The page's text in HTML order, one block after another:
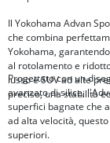
Il Yokohama Advan
che combina
Yokohama,
al rotolamento e
lusso e SUV ad alte
preciso, una stabilità
Progettato con un
avanzato di silice,
superfici bagnate che
ad alta velocità,
superiori.